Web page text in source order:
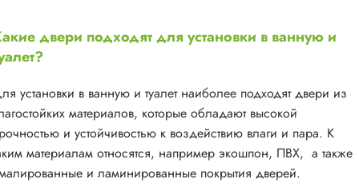
двери подходят для установки в ванную и
установки в ванную и туалет наиболее подходят двери из
материалов, которые обладают высокой
и устойчивостью к воздействию влаги и пара. К
материалам относятся, например экошпон, ПВХ, а также
и ламинированные покрытия дверей.